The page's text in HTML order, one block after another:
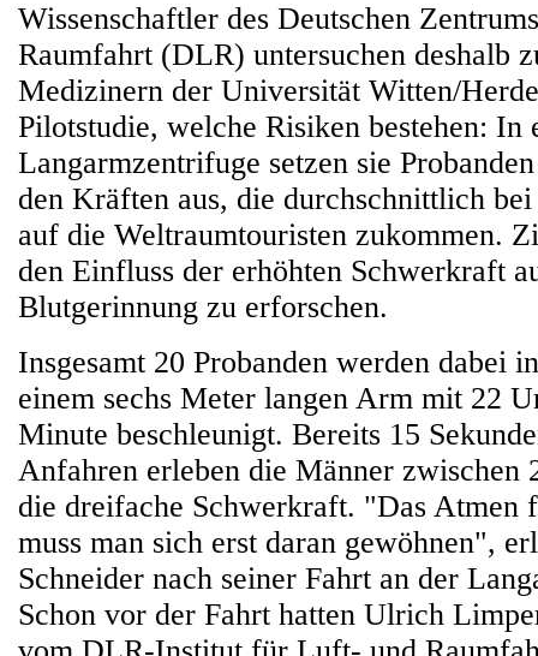
Wissenschaftler des Deutschen
Raumfahrt (DLR) untersuchen deshalb
Medizinern der Universität Witten/
Pilotstudie, welche Risiken bestehen: In
Langarmzentrifuge setzen sie
den Kräften aus, die durchschnittlich
auf die Weltraumtouristen zukommen.
den Einfluss der erhöhten Schwerkraft
Blutgerinnung zu erforschen.
Insgesamt 20 Probanden werden dabei
einem sechs Meter langen Arm mit 22
Minute beschleunigt. Bereits 15
Anfahren erleben die Männer zwischen
die dreifache Schwerkraft. "Das Atmen
muss man sich erst daran gewöhnen",
Schneider nach seiner Fahrt an der
Schon vor der Fahrt hatten Ulrich